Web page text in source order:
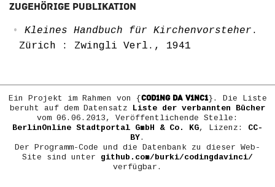
Zugehörige Publikation
Kleines Handbuch für Kirchenvorsteher .
Zürich : Zwingli Verl., 1941
Ein Projekt im Rahmen von {COD1NG DA V1NC1}. Die Liste
beruht auf dem Datensatz Liste der verbannten Bücher
vom 06.06.2013, Veröffentlichende Stelle:
BerlinOnline Stadtportal GmbH & Co. KG, Lizenz: CC-
BY.
Der Programm-Code und die Datenbank zu dieser Web-
Site sind unter github.com/burki/codingdavinci/
verfügbar.